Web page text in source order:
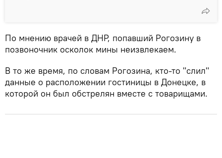
По мнению врачей в ДНР, попавший Рогозину в
позвоночник осколок мины неизвлекаем.
В то же время, по словам Рогозина, кто-то "слил"
данные о расположении гостиницы в Донецке, в
которой он был обстрелян вместе с товарищами.